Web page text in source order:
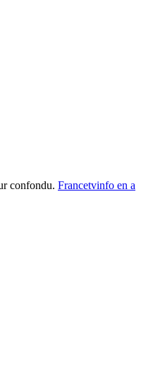
confondu. Francetvinfo en a